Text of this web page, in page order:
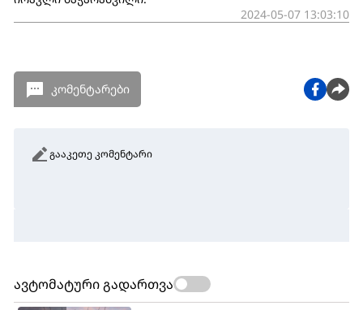
2024-05-07 13:03:10
კომენტარები
გააკეთე კომენტარი
ავტომატური გადართვა